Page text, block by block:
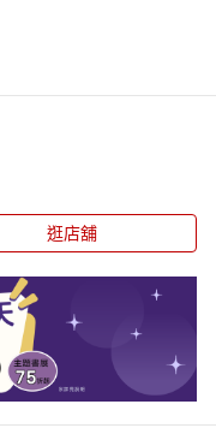
逛店舖